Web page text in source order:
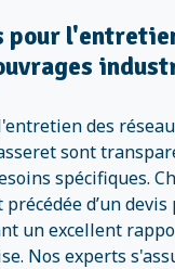
pour
des
sont
spécifiques.
d’un
un excellent
Nos experts